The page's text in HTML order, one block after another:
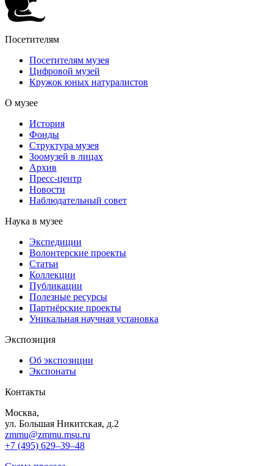
Посетителям
Посетителям музея
Цифровой музей
Кружок юных натуралистов
О музее
История
Фонды
Структура музея
Зоомузей в лицах
Архив
Пресс-центр
Новости
Наблюдательный совет
Наука в музее
Экспедиции
Волонтерские проекты
Статьи
Коллекции
Публикации
Полезные ресурсы
Партнёрские проекты
Уникальная научная установка
Экспозиция
Об экспозиции
Экспонаты
Контакты
Москва,
ул. Большая Никитская, д.2
zmmu@zmmu.msu.ru
+7 (495) 629–39–48